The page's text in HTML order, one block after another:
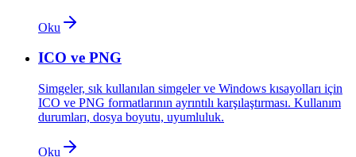
Oku
ICO ve PNG
Simgeler, sık kullanılan simgeler ve Windows kısayolları için
ICO ve PNG formatlarının ayrıntılı karşılaştırması. Kullanım
durumları, dosya boyutu, uyumluluk.
Oku